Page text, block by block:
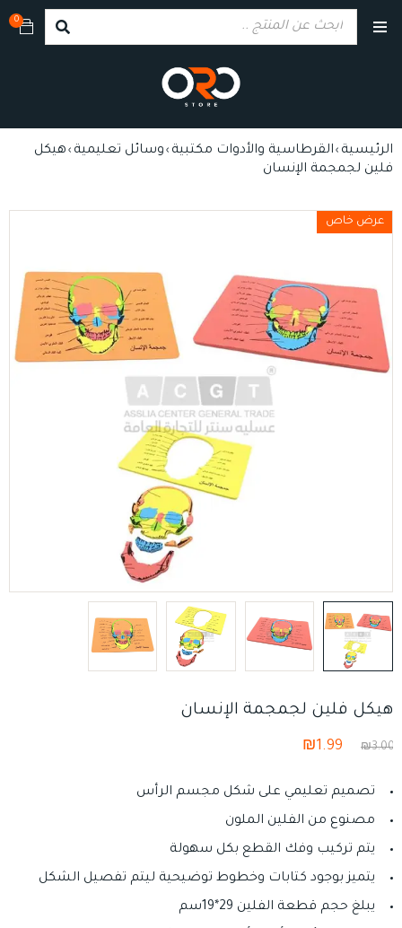
0
الرئيسية › القرطاسية والأدوات مكتبية › وسائل تعليمية › هيكل
فلين لجمجمة الإنسان
عرض خاص
هيكل فلين لجمجمة الإنسان
₪3.00
₪1.99
تصميم تعليمي على شكل مجسم الرأس
مصنوع من الفلين الملون
يتم تركيب وفك القطع بكل سهولة
يتميز بوجود كتابات وخطوط توضيحية ليتم تفصيل الشكل
يبلغ حجم قطعة الفلين 29*19سم